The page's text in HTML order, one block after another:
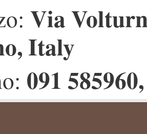
Via
Italy
091